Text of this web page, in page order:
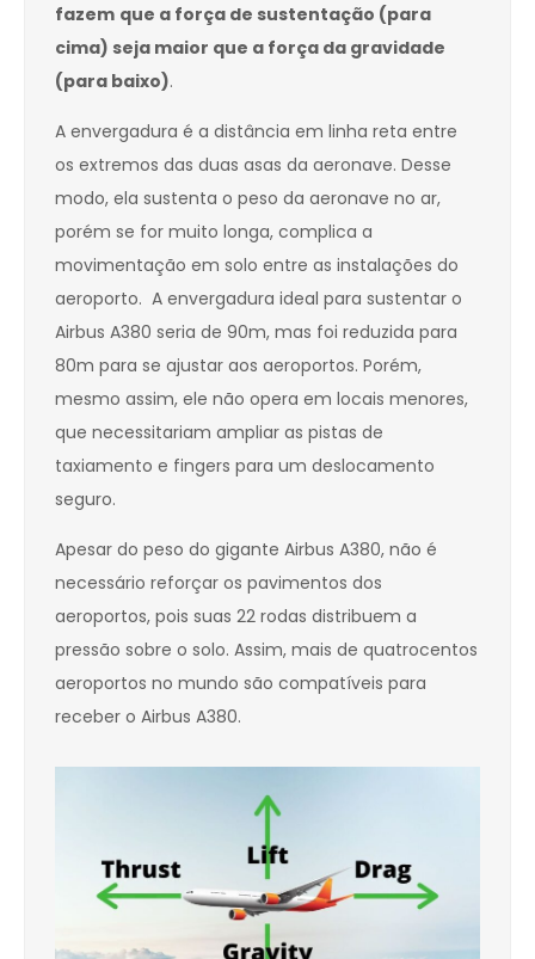
fazem que a força de sustentação (para
cima) seja maior que a força da gravidade
(para baixo).
A envergadura é a distância em linha reta entre
os extremos das duas asas da aeronave. Desse
modo, ela sustenta o peso da aeronave no ar,
porém se for muito longa, complica a
movimentação em solo entre as instalações do
aeroporto. A envergadura ideal para sustentar o
Airbus A380 seria de 90m, mas foi reduzida para
80m para se ajustar aos aeroportos. Porém,
mesmo assim, ele não opera em locais menores,
que necessitariam ampliar as pistas de
taxiamento e fingers para um deslocamento
seguro.
Apesar do peso do gigante Airbus A380, não é
necessário reforçar os pavimentos dos
aeroportos, pois suas 22 rodas distribuem a
pressão sobre o solo. Assim, mais de quatrocentos
aeroportos no mundo são compatíveis para
receber o Airbus A380.